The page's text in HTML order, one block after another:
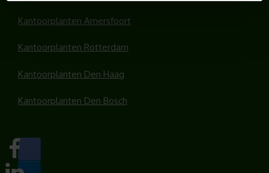
Kantoorplanten Amersfoort
Kantoorplanten Rotterdam
Kantoorplanten Den Haag
Kantoorplanten Den Bosch